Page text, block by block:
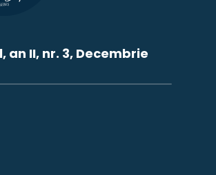
an II, nr. 3, Decembrie